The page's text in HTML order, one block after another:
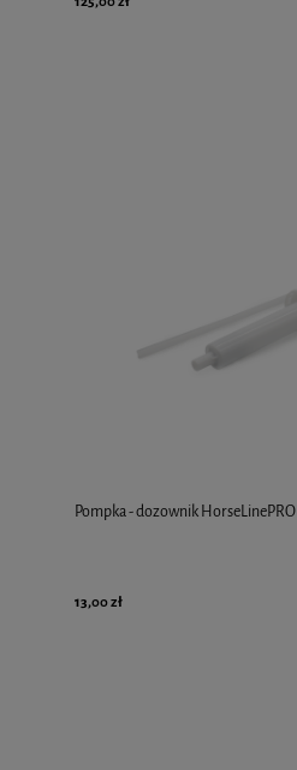
Pompka - dozownik HorseLinePRO
13,00 zł